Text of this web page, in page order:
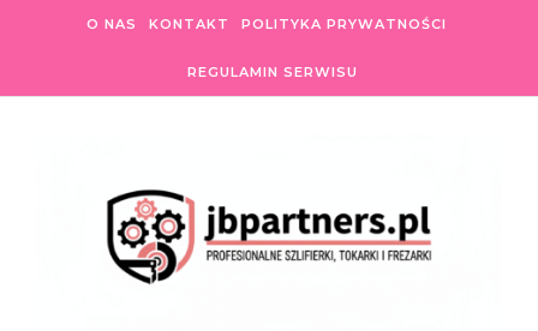
O NAS KONTAKT POLITYKA PRYWATNOŚCI
REGULAMIN SERWISU